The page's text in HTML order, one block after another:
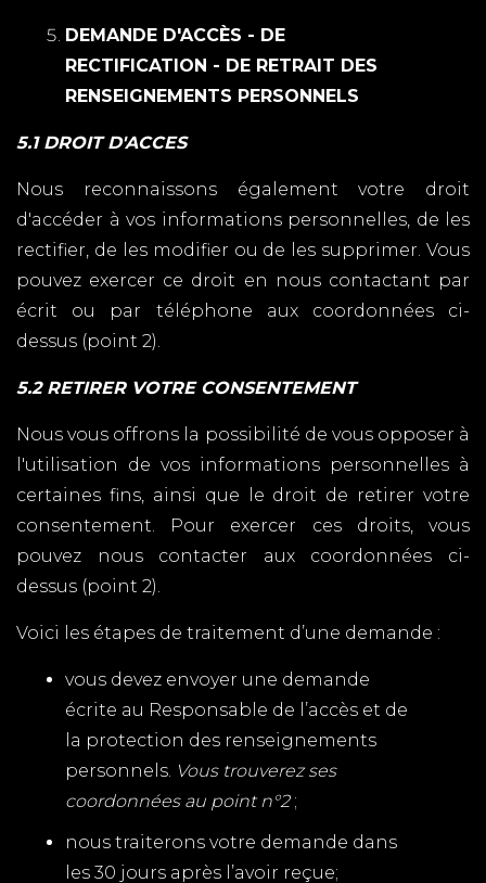
DEMANDE D'ACCÈS - DE
RECTIFICATION - DE RETRAIT DES
RENSEIGNEMENTS PERSONNELS
5.1 DROIT D'ACCES
Nous reconnaissons également votre droit
d'accéder à vos informations personnelles, de les
rectifier, de les modifier ou de les supprimer. Vous
pouvez exercer ce droit en nous contactant par
écrit ou par téléphone aux coordonnées ci-
dessus (point 2).
5.2 RETIRER VOTRE CONSENTEMENT
Nous vous offrons la possibilité de vous opposer à
l'utilisation de vos informations personnelles à
certaines fins, ainsi que le droit de retirer votre
consentement. Pour exercer ces droits, vous
pouvez nous contacter aux coordonnées ci-
dessus (point 2).
Voici les étapes de traitement d’une demande :
vous devez envoyer une demande
écrite au Responsable de l’accès et de
la protection des renseignements
personnels. Vous trouverez ses
coordonnées au point n°2;
nous traiterons votre demande dans
les 30 jours après l’avoir reçue;